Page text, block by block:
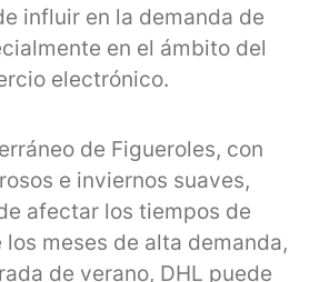
influir en la demanda de
en el ámbito del
electrónico.
de Figueroles, con
e inviernos suaves,
afectar los tiempos de
meses de alta demanda,
de verano, DHL puede